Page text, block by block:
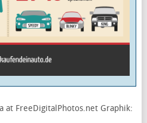
at FreeDigitalPhotos.net Graphik: